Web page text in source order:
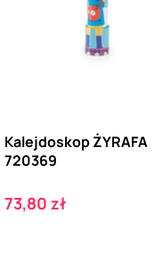
Kalejdoskop ŻYRAFA
720369
Cena
73,80 zł